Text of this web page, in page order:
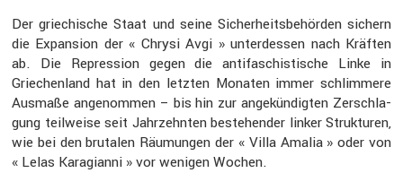
Der griechi­sche Staat und seine Sicher­heits­be­hörden sichern
die Expan­sion der « Chrysi Avgi » unter­dessen nach Kräften
ab. Die Repres­sion gegen die antifa­schis­ti­sche Linke in
Griechen­land hat in den letzten Monaten immer schlim­mere
Ausmaße angenommen – bis hin zur angekün­digten Zerschla­
gung teilweise seit Jahrzehnten bestehender linker Struk­turen,
wie bei den brutalen Räumungen der « Villa Amalia » oder von
« Lelas Karagi­anni » vor wenigen Wochen.